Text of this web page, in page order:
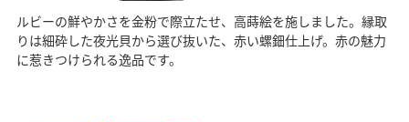
ルビーの鮮やかさを金粉で際立たせ、高蒔絵を施しました。縁取
りは細砕した夜光貝から選び抜いた、赤い螺鈿仕上げ。赤の魅力
に惹きつけられる逸品です。